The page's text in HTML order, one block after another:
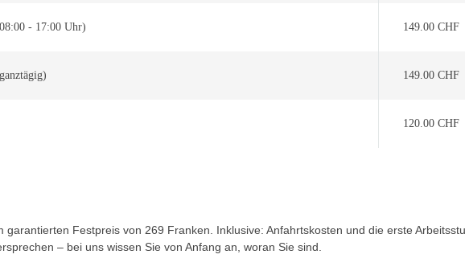
- 17:00 Uhr) 149.00 CHF
149.00 CHF
120.00 CHF
Festpreis von 269 Franken. Inklusive: Anfahrtskosten und die erste
– bei uns wissen Sie von Anfang an, woran Sie sind.